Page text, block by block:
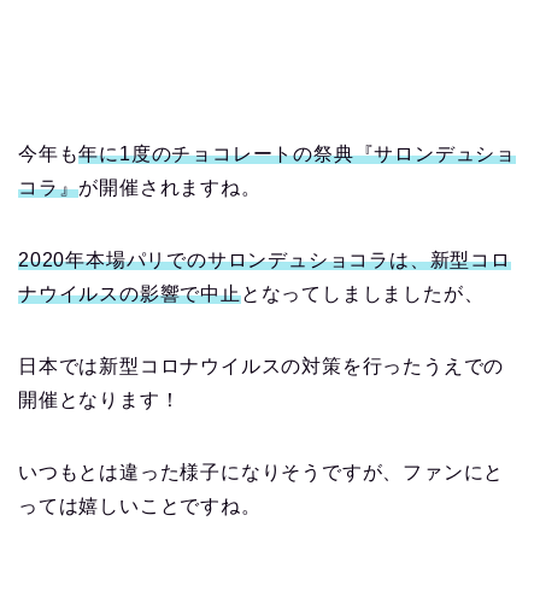
今年も年に1度のチョコレートの祭典『サロンデュショ
コラ』が開催されますね。
2020年本場パリでのサロンデュショコラは、新型コロ
ナウイルスの影響で中止となってしましましたが、
日本では新型コロナウイルスの対策を行ったうえでの
開催となります！
いつもとは違った様子になりそうですが、ファンにと
っては嬉しいことですね。